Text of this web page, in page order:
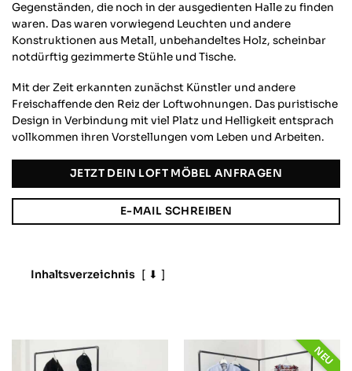
Gegenständen, die noch in der ausgedienten Halle zu finden
waren. Das waren vorwiegend Leuchten und andere
Konstruktionen aus Metall, unbehandeltes Holz, scheinbar
notdürftig gezimmerte Stühle und Tische.
Mit der Zeit erkannten zunächst Künstler und andere
Freischaffende den Reiz der Loftwohnungen. Das puristische
Design in Verbindung mit viel Platz und Helligkeit entsprach
vollkommen ihren Vorstellungen vom Leben und Arbeiten.
JETZT DEIN LOFT MÖBEL ANFRAGEN
E-MAIL SCHREIBEN
Inhaltsverzeichnis ⬇
NEU